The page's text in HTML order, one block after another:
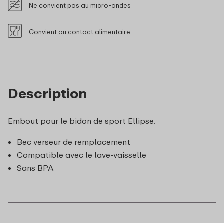
Description
Embout pour le bidon de sport Ellipse.
Bec verseur de remplacement
Compatible avec le lave-vaisselle
Sans BPA
Ne convient pas au micro-ondes
Convient au contact alimentaire